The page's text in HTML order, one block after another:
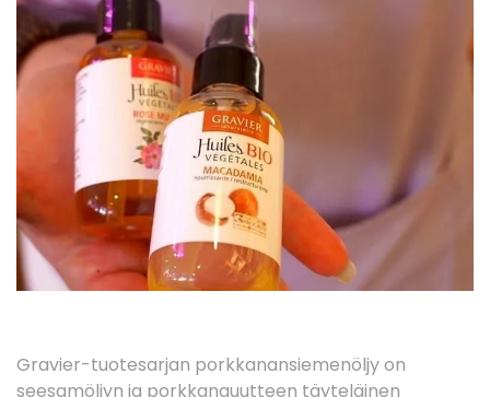
Gravier-tuotesarjan porkkanansiemenöljy on
seesamöljyn ja porkkanauutteen täyteläinen